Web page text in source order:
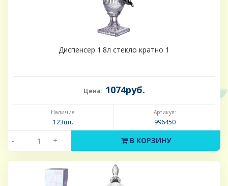
Диспенсер 1.8л стекло кратно 1
Цена: 1074руб.
Наличие:
123шт.
Артикул:
996450
- + В КОРЗИНУ